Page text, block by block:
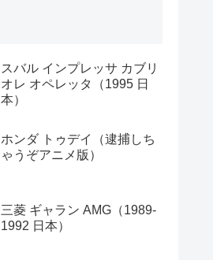
スバル インプレッサ カブリ
オレ オペレッタ（1995 日
本）
ホンダ トゥデイ（逮捕しち
ゃうぞアニメ版）
三菱 ギャラン AMG（1989-
1992 日本）